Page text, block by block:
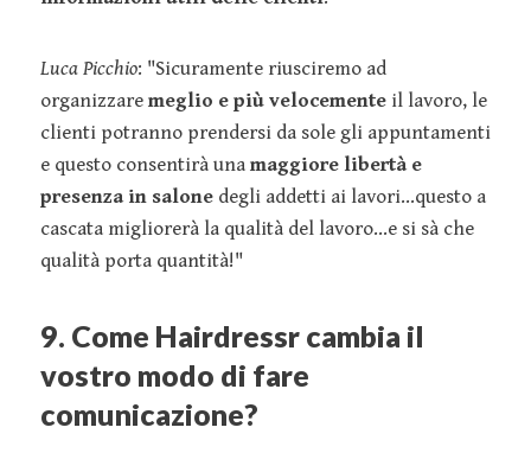
Luca Picchio: "Sicuramente riusciremo ad
organizzare meglio e più velocemente il lavoro, le
clienti potranno prendersi da sole gli appuntamenti
e questo consentirà una maggiore libertà e
presenza in salone degli addetti ai lavori...questo a
cascata migliorerà la qualità del lavoro...e si sà che
qualità porta quantità!"
9. Come Hairdressr cambia il
vostro modo di fare
comunicazione?